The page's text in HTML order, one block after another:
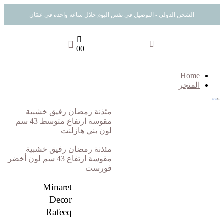
الشحن الدولي - التوصيل في نفس اليوم خلال ساعة واحدة في عمّان
00
Home
المتجر
مئذنة رمضان رفيق خشبية
مقوسة ارتفاع متوسط 43 سم
لون بني هازلنت
مئذنة رمضان رفيق خشبية
مقوسة ارتفاع 43 سم لون أخضر
فورست
Minaret
Decor
Rafeeq